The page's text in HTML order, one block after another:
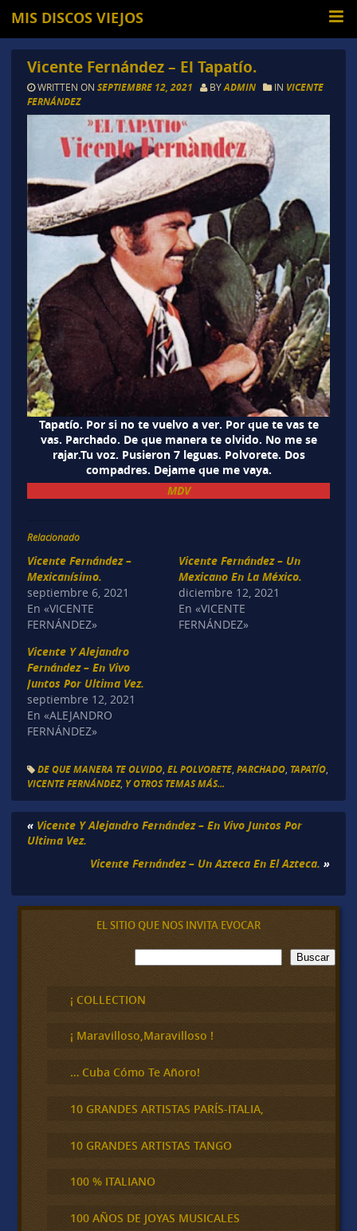
MIS DISCOS VIEJOS
Vicente Fernández – El Tapatío.
WRITTEN ON SEPTIEMBRE 12, 2021 BYADMIN IN VICENTE
FERNÁNDEZ
Tapatío. Por si no te vuelvo a ver. Por que te vas te
vas. Parchado. De que manera te olvido. No me se
rajar.Tu voz. Pusieron 7 leguas. Polvorete. Dos
compadres. Dejame que me vaya.
MDV
Relacionado
Vicente Fernández –
Mexicanísimo.
septiembre 6, 2021
En «VICENTE
FERNÁNDEZ»
Vicente Fernández – Un
Mexicano En La México.
diciembre 12, 2021
En «VICENTE
FERNÁNDEZ»
Vicente Y Alejandro
Fernández – En Vivo
Juntos Por Ultima Vez.
septiembre 12, 2021
En «ALEJANDRO
FERNÁNDEZ»
DE QUE MANERA TE OLVIDO, EL POLVORETE, PARCHADO, TAPATÍO,
VICENTE FERNÁNDEZ, Y OTROS TEMAS MÁS...
« Vicente Y Alejandro Fernández – En Vivo Juntos Por
Ultima Vez.
Vicente Fernández – Un Azteca En El Azteca. »
EL SITIO QUE NOS INVITA EVOCAR
B
u
c
a
Buscar
¡ COLLECTION
¡ Maravilloso,Maravilloso !
… Cuba Cómo Te Añoro!
10 GRANDES ARTISTAS PARÍS-ITALIA,
10 GRANDES ARTISTAS TANGO
100 % ITALIANO
100 AÑOS DE JOYAS MUSICALES